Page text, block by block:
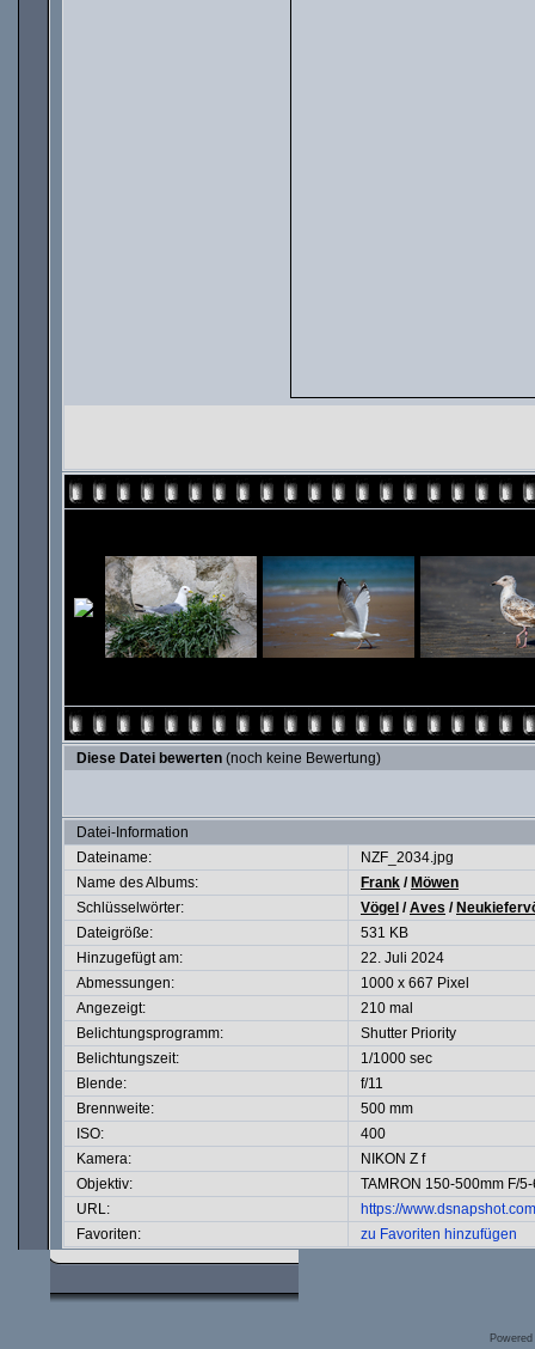
Diese Datei bewerten (noch keine Bewertung)
Datei-Information
Dateiname:
NZF_2034.jpg
Name des Albums:
Frank / Möwen
Schlüsselwörter:
Vögel /Aves /
Dateigröße:
531 KB
Hinzugefügt am:
22. Juli 2024
Abmessungen:
1000 x 667 Pixel
Angezeigt:
210 mal
Belichtungsprogramm:
Shutter Priority
Belichtungszeit:
1/1000 sec
Blende:
f/11
Brennweite:
500 mm
ISO:
400
Kamera:
NIKON Z f
Objektiv:
TAMRON 150-500mm F/
URL:
https://
Favoriten:
zu Favoriten hinzufügen